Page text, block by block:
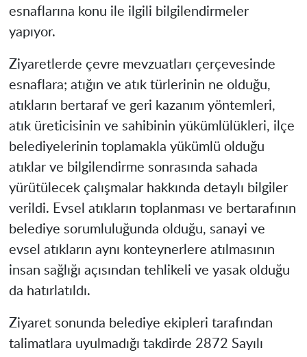
esnaflarına konu ile ilgili bilgilendirmeler
yapıyor.
Ziyaretlerde çevre mevzuatları çerçevesinde
esnaflara; atığın ve atık türlerinin ne olduğu,
atıkların bertaraf ve geri kazanım yöntemleri,
atık üreticisinin ve sahibinin yükümlülükleri, ilçe
belediyelerinin toplamakla yükümlü olduğu
atıklar ve bilgilendirme sonrasında sahada
yürütülecek çalışmalar hakkında detaylı bilgiler
verildi. Evsel atıkların toplanması ve bertarafının
belediye sorumluluğunda olduğu, sanayi ve
evsel atıkların aynı konteynerlere atılmasının
insan sağlığı açısından tehlikeli ve yasak olduğu
da hatırlatıldı.
Ziyaret sonunda belediye ekipleri tarafından
talimatlara uyulmadığı takdirde 2872 Sayılı